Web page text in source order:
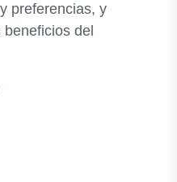
preferencias, y
del